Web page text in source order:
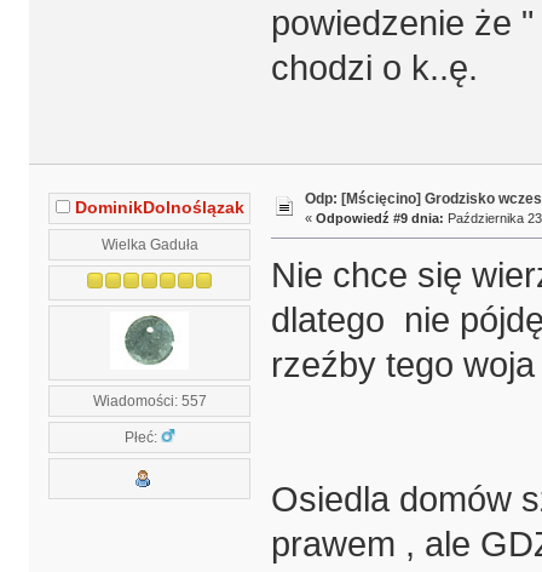
powiedzenie że
chodzi o k..ę.
DominikDolnoślązak
Wielka Gaduła
Wiadomości: 557
Płeć:
Odp: [Mścięcino] Grodzisko
« Odpowiedź #9 dnia: Października
Nie chce się
dlatego nie
rzeźby tego
Osiedla domów
prawem , ale